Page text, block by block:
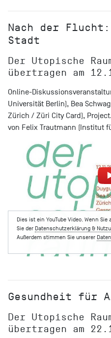
Nach der
Stadt
Der Utopische
übertragen am
Online-
Universität Berlin), Bea
Zürich / Züri City Card),
von Felix Trautmann (Institut
Dies ist ein YouTube Video. Wenn
Sie der Datenschutzerklärung &
Außerdem stimmen Sie unserer
Gesundheit für
Der Utopische
übertragen am